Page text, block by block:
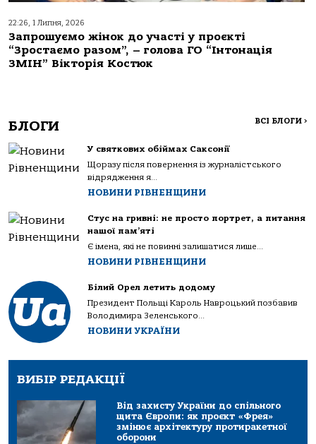
22:26, 1 Липня, 2026
Запрошуємо жінок до участі у проєкті
“Зростаємо разом”, – голова ГО “Інтонація
ЗМІН” Вікторія Костюк
БЛОГИ ВСІ БЛОГИ >
У святкових обіймах Саксонії
Щоразу після повернення із журналістського
відрядження я...
НОВИНИ РІВНЕНЩИНИ
Стус на гривні: не просто портрет, а питання
нашої пам’яті
Є імена, які не повинні залишатися лише...
НОВИНИ РІВНЕНЩИНИ
Білий Орел летить додому
Президент Польщі Кароль Навроцький позбавив
Володимира Зеленського...
НОВИНИ УКРАЇНИ
ВИБІР РЕДАКЦІЇ
Від захисту України до спільного
щита Європи: як проєкт «Фрея»
змінює архітектуру протиракетної
оборони